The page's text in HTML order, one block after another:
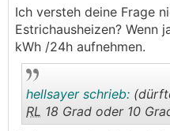
..
Ich versteh deine Frage
Estrichausheizen? Wenn
kWh /24h aufnehmen.
hellsayer schrieb:
RL 18 Grad oder 10